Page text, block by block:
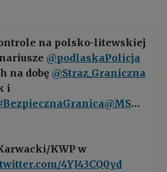
na polsko-litewskiej
@podlaskaPolicja
na dobę @Straz_Graniczna
i
@MSWiA_GOV_PL
KWP w
4YJ43CQ0yd